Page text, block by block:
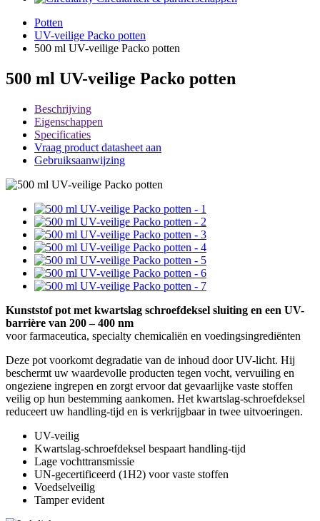
Potten
UV-veilige Packo potten
500 ml UV-veilige Packo potten
500 ml UV-veilige Packo potten
Beschrijving
Eigenschappen
Specificaties
Vraag product datasheet aan
Gebruiksaanwijzing
Kunststof pot met kwartslag schroefdeksel sluiting en een UV-
barrière van 200 – 400 nm
voor farmaceutica, specialty chemicaliën en voedingsingrediënten
Deze pot voorkomt degradatie van de inhoud door UV-licht. Hij
beschermt uw waardevolle producten tegen vocht, vervuiling en
ongeziene ingrepen en zorgt ervoor dat gevaarlijke vaste stoffen
veilig op hun bestemming aankomen. Het kwartslag-schroefdeksel
reduceert uw handling-tijd en is verkrijgbaar in twee uitvoeringen.
UV-veilig
Kwartslag-schroefdeksel bespaart handling-tijd
Lage vochttransmissie
UN-gecertificeerd (1H2) voor vaste stoffen
Voedselveilig
Tamper evident